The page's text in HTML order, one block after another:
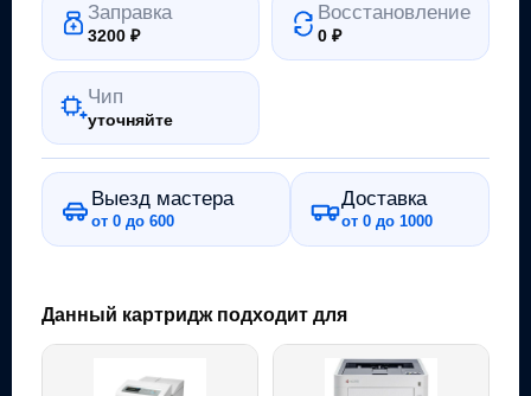
Заправка
3200₽
Восстановление
0₽
Чип
уточняйте
Выезд мастера
от 0 до 600
Доставка
от 0 до 1000
Данный картридж подходит для